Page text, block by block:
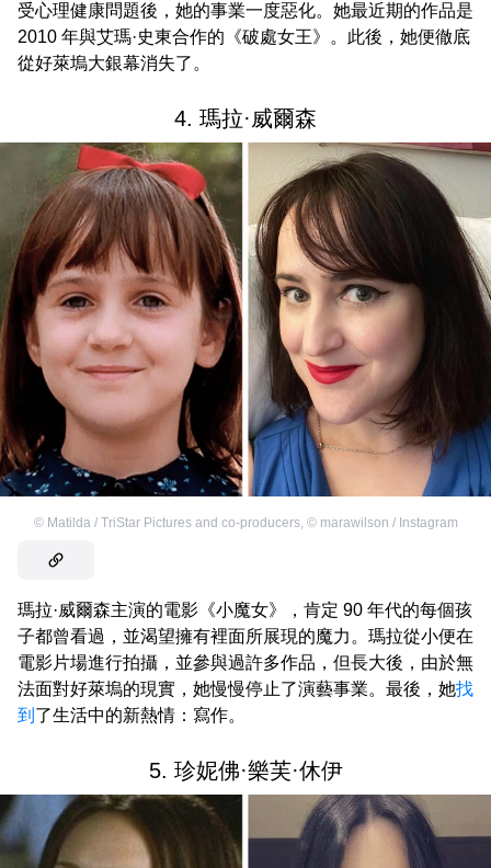
受心理健康問題後，她的事業一度惡化。她最近期的作品是
2010 年與艾瑪·史東合作的《破處女王》。此後，她便徹底
從好萊塢大銀幕消失了。
4. 瑪拉·威爾森
© Matilda / TriStar Pictures and co-producers, © marawilson / Instagram
瑪拉·威爾森主演的電影《小魔女》，肯定 90 年代的每個孩
子都曾看過，並渴望擁有裡面所展現的魔力。瑪拉從小便在
電影片場進行拍攝，並參與過許多作品，但長大後，由於無
法面對好萊塢的現實，她慢慢停止了演藝事業。最後，她找
到 了生活中的新熱情：寫作。
5. 珍妮佛·樂芙·休伊